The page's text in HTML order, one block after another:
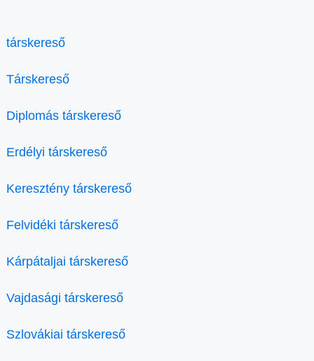
társkereső
Társkereső
Diplomás társkereső
Erdélyi társkereső
Keresztény társkereső
Felvidéki társkereső
Kárpátaljai társkereső
Vajdasági társkereső
Szlovákiai társkereső